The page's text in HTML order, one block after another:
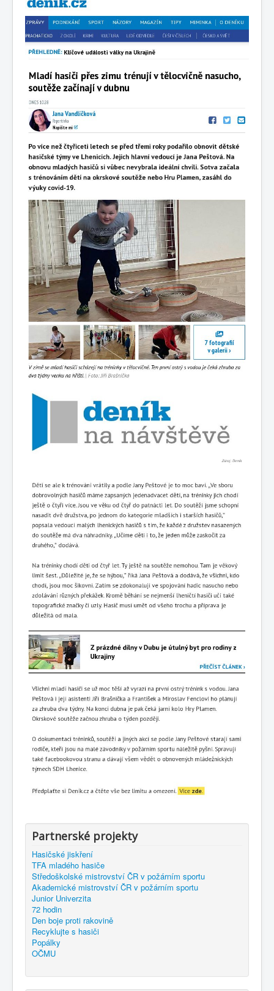
Partnerské projekty
Hasičské jiskření
TFA mladého hasiče
Středoškolské mistrovství ČR v požárním sportu
Akademické mistrovství ČR v požárním sportu
Junior Univerzita
72 hodin
Den boje proti rakovině
Recyklujte s hasiči
Popálky
OČMU